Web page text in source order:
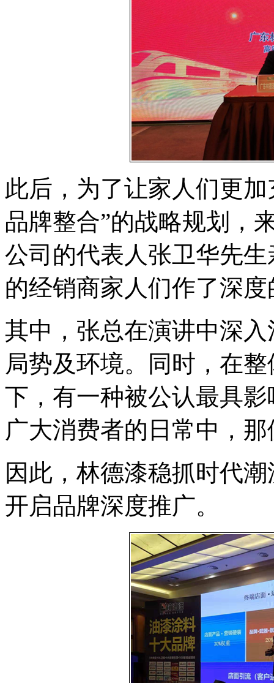
此后，为了让家人们更
品牌整合”的战略规划，
公司的代表人张卫华先
的经销商家人们作了深
其中，张总在演讲中深
局势及环境。同时，在
下，有一种被公认最具
广大消费者的日常中，
因此，林德漆稳抓时代
开启品牌深度推广。